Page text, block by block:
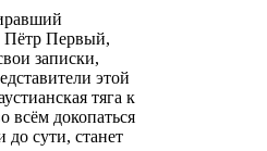
Пётр Первый,
записки,
этой
тяга к
всём докопаться
до сути, станет